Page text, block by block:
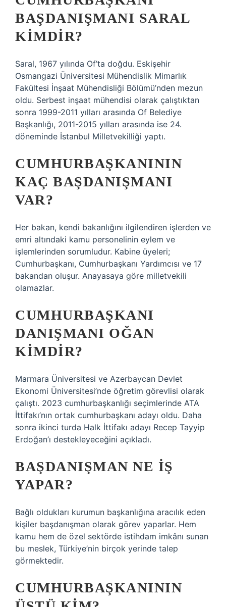
BAŞDANIŞMANI SARAL
KIMDIR?
Saral, 1967 yılında Of’ta doğdu. Eskişehir
Osmangazi Üniversitesi Mühendislik Mimarlık
Fakültesi İnşaat Mühendisliği Bölümü’nden mezun
oldu. Serbest inşaat mühendisi olarak çalıştıktan
sonra 1999-2011 yılları arasında Of Belediye
Başkanlığı, 2011-2015 yılları arasında ise 24.
döneminde İstanbul Milletvekilliği yaptı.
CUMHURBAŞKANININ
KAÇ BAŞDANIŞMANI
VAR?
Her bakan, kendi bakanlığını ilgilendiren işlerden ve
emri altındaki kamu personelinin eylem ve
işlemlerinden sorumludur. Kabine üyeleri;
Cumhurbaşkanı, Cumhurbaşkanı Yardımcısı ve 17
bakandan oluşur. Anayasaya göre milletvekili
olamazlar.
CUMHURBAŞKANI
DANIŞMANI OĞAN
KIMDIR?
Marmara Üniversitesi ve Azerbaycan Devlet
Ekonomi Üniversitesi’nde öğretim görevlisi olarak
çalıştı. 2023 cumhurbaşkanlığı seçimlerinde ATA
İttifakı’nın ortak cumhurbaşkanı adayı oldu. Daha
sonra ikinci turda Halk İttifakı adayı Recep Tayyip
Erdoğan’ı destekleyeceğini açıkladı.
BAŞDANIŞMAN NE IŞ
YAPAR?
Bağlı oldukları kurumun başkanlığına aracılık eden
kişiler başdanışman olarak görev yaparlar. Hem
kamu hem de özel sektörde istihdam imkânı sunan
bu meslek, Türkiye’nin birçok yerinde talep
görmektedir.
CUMHURBAŞKANININ